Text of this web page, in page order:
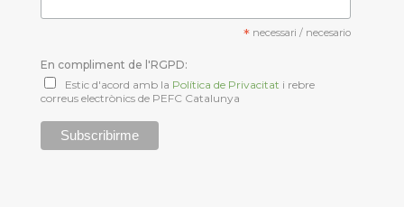
*necessari / necesario
En compliment de l'RGPD:
Estic d'acord amb la Política de Privacitat i rebre
correus electrònics de PEFC Catalunya